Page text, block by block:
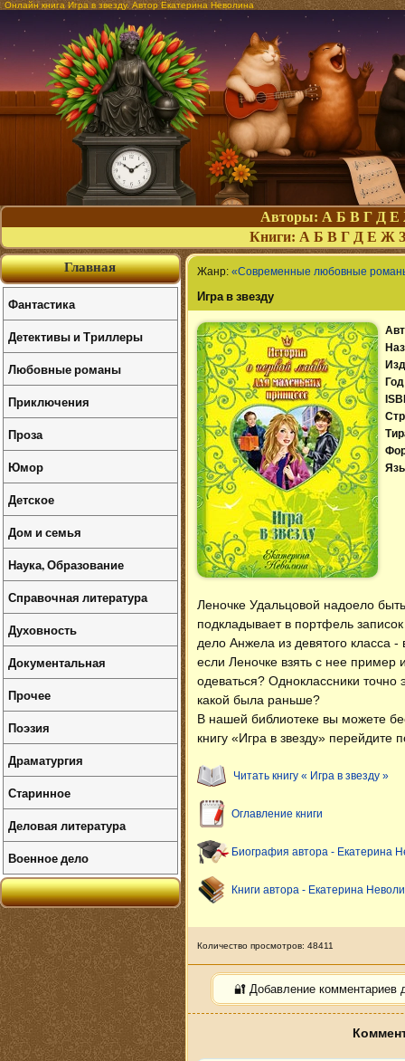
Онлайн книга Игра в звезду. Автор Екатерина Неволина
Авторы: А Б В Г Д Е
Книги: А Б В Г Д Е Ж З
Жанр: «Современные любовные
Игра в звезду
Леночке Удальцовой надоело
подкладывает в портфель
дело Анжела из девятого класса -
если Леночке взять с нее пример
одеваться? Одноклассники
какой была раньше?
В нашей библиотеке вы можете
книгу «Игра в звезду» перейдите
Читать книгу « Игра в звезду »
Оглавление книги
Биография автора - Екатерина
Книги автора - Екатерина
Количество просмотров: 48411
🔐 Добавление комментариев
Главная
Фантастика
Детективы и Триллеры
Любовные романы
Приключения
Проза
Юмор
Детское
Дом и семья
Наука, Образование
Справочная литература
Духовность
Документальная
Прочее
Поэзия
Драматургия
Старинное
Деловая литература
Военное дело